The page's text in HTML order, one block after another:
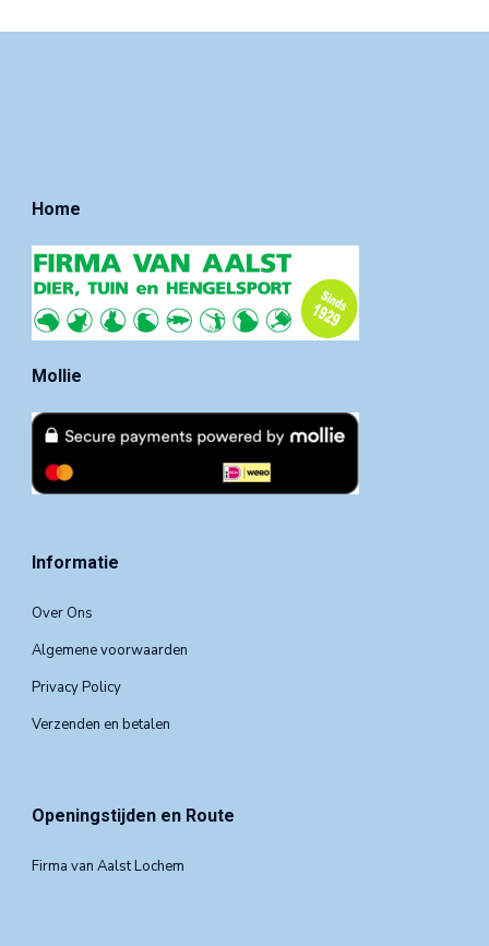
Home
Mollie
Informatie
Over Ons
Algemene voorwaarden
Privacy Policy
Verzenden en betalen
Openingstijden en Route
Firma van Aalst Lochem